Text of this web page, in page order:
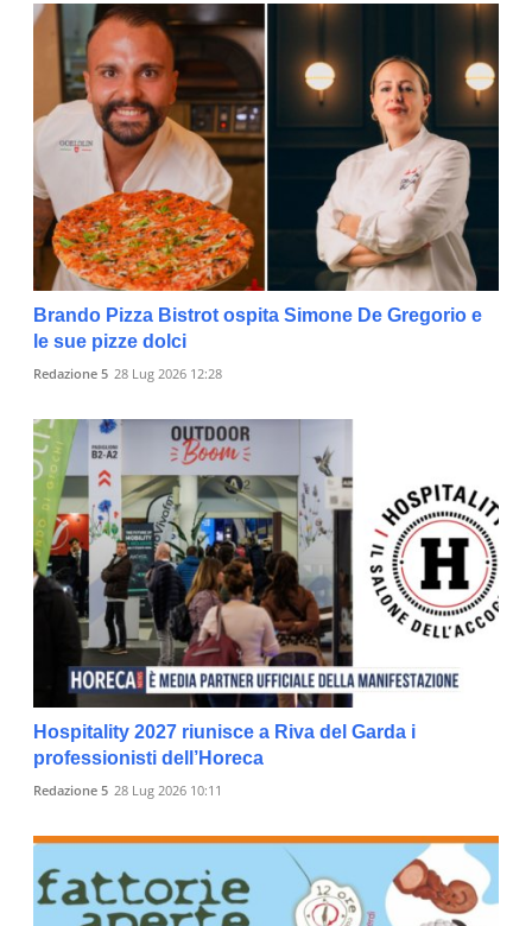
Brando Pizza Bistrot ospita Simone De Gregorio e
le sue pizze dolci
Redazione 5 28 Lug 2026 12:28
Hospitality 2027 riunisce a Riva del Garda i
professionisti dell’Horeca
Redazione 5 28 Lug 2026 10:11